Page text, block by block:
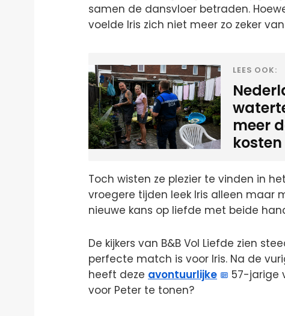
samen de dansvloer betraden.
voelde Iris zich niet meer zo zeker
LEES OOK:
meer
kosten
Toch wisten ze plezier te vinden in
vroegere tijden leek Iris alleen maar
nieuwe kans op liefde met beide
De kijkers van B&B Vol Liefde zien
perfecte match is voor Iris. Na de
heeft deze avontuurlijke
57-jarige
voor Peter te tonen?